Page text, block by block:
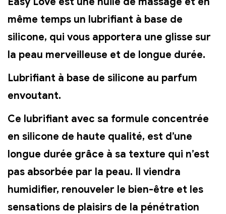
même temps un lubrifiant à base de
silicone, qui vous apportera une glisse sur
la peau merveilleuse et de longue durée.
Lubrifiant à base de silicone au parfum
envoutant.
Ce lubrifiant avec sa formule concentrée
en silicone de haute qualité, est d’une
longue durée grâce à sa texture qui n’est
pas absorbée par la peau. Il viendra
humidifier, renouveler le bien-être et les
sensations de plaisirs de la pénétration